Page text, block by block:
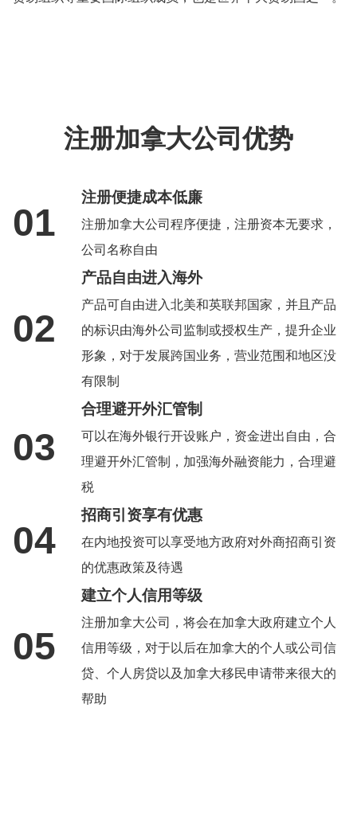
注册加拿大公司优势
01
注册便捷成本低廉
注册加拿大公司程序便捷，注册资本无要求，
公司名称自由
02
产品自由进入海外
产品可自由进入北美和英联邦国家，并且产品
的标识由海外公司监制或授权生产，提升企业
形象，对于发展跨国业务，营业范围和地区没
有限制
03
合理避开外汇管制
可以在海外银行开设账户，资金进出自由，合
理避开外汇管制，加强海外融资能力，合理避
税
04
招商引资享有优惠
在内地投资可以享受地方政府对外商招商引资
的优惠政策及待遇
05
建立个人信用等级
注册加拿大公司，将会在加拿大政府建立个人
信用等级，对于以后在加拿大的个人或公司信
贷、个人房贷以及加拿大移民申请带来很大的
帮助